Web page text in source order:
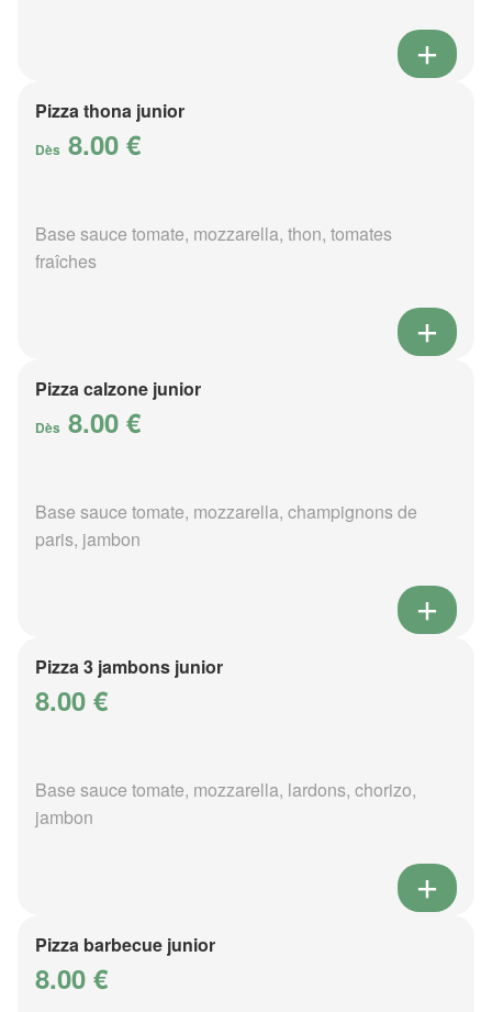
Pizza thona junior
Dès 8.00 €
Base sauce tomate, mozzarella, thon, tomates
fraîches
Pizza calzone junior
Dès 8.00 €
Base sauce tomate, mozzarella, champignons de
paris, jambon
Pizza 3 jambons junior
8.00 €
Base sauce tomate, mozzarella, lardons, chorizo,
jambon
Pizza barbecue junior
8.00 €